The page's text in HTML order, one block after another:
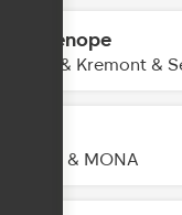
Partenope
Merk & Kremont &
Баста & MONA